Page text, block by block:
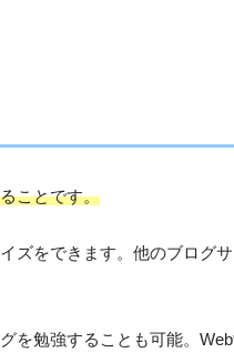
ことです。
ズをできます。他のブログ
を勉強することも可能。